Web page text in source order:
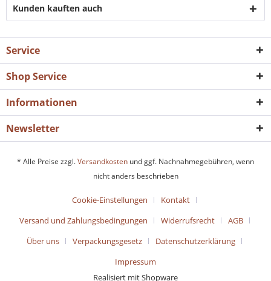
Kunden kauften auch
Service
Shop Service
Informationen
Newsletter
* Alle Preise zzgl.Versandkosten und ggf. Nachnahmegebühren, wenn
nicht anders beschrieben
Cookie-Einstellungen
Kontakt
Versand und Zahlungsbedingungen
Widerrufsrecht
AGB
Über uns
Verpackungsgesetz
Datenschutzerklärung
Impressum
Realisiert mit Shopware